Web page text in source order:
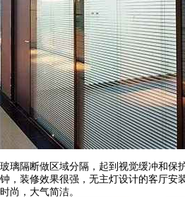
璃隔断做区域分隔，起到视觉缓冲和
，装修效果很强，无主灯设计的客厅
尚，大气简洁。